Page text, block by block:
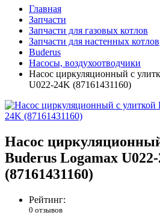
Главная
Запчасти
Запчасти для газовых котлов
Запчасти для настенных котлов
Buderus
Насосы, воздухоотводчики
Насос циркуляционный c
U022-24K (87161431160)
Насос
Buderus Logamax
(87161431160)
Рейтинг:
0 отзывов